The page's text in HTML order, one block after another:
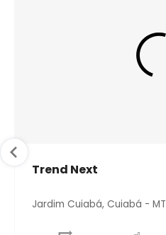
Trend Next
Jardim Cuiabá, Cuiabá - MT